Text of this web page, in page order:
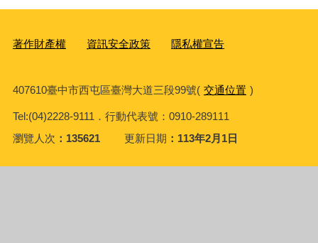
著作財產權 資訊安全政策 隱私權宣告
407610臺中市西屯區臺灣大道三段99號( 交通位置 )
Tel:(04)2228-9111．行動代表號：0910-289111
瀏覽人次
135621 更新日期 113年2月1日